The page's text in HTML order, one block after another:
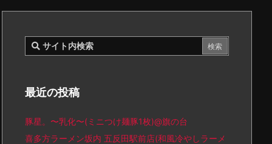
最近の投稿
豚星。〜乳化〜(ミニつけ麺豚1枚)@旗の台
喜多方ラーメン坂内 五反田駅前店(和風冷やしラーメ